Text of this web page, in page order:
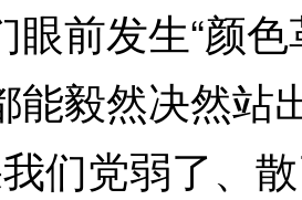
眼前发生“颜
能毅然决然站
们党弱了、